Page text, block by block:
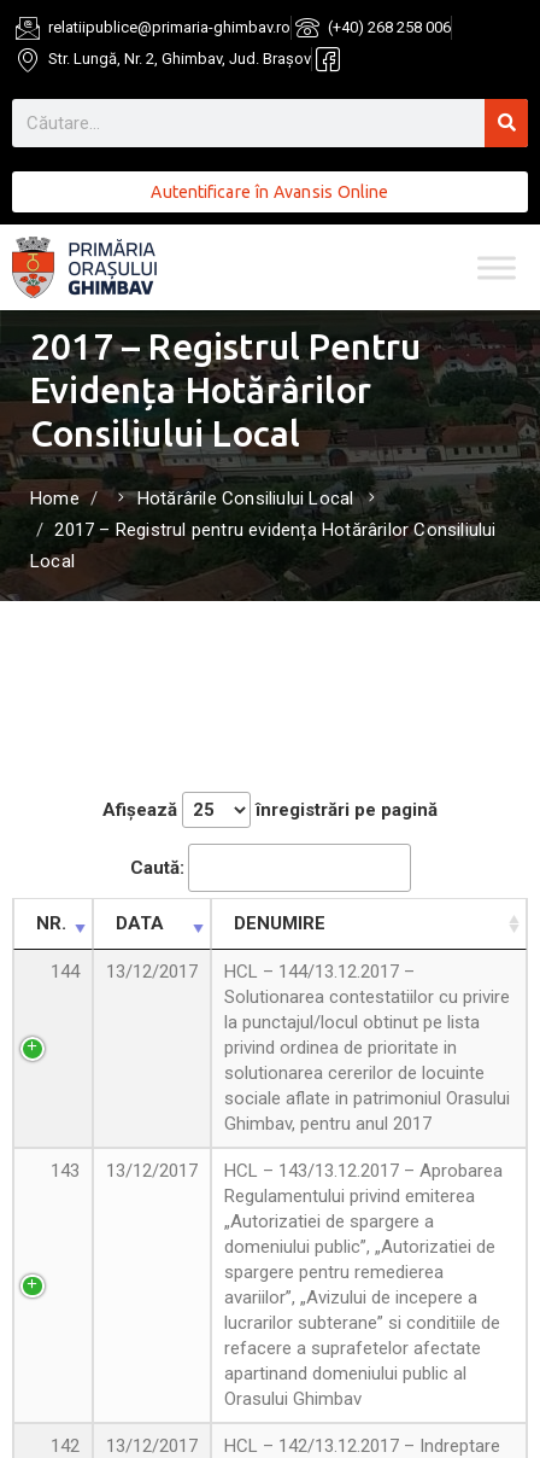
relatiipublice@primaria-ghimbav.ro
(+40) 268 258 006
Str. Lungă, Nr. 2, Ghimbav, Jud. Brașov
Autentificare în Avansis Online
2017 – Registrul Pentru
Evidența Hotărârilor
Consiliului Local
Home
Hotărârile Consiliului Local
2017 – Registrul pentru evidența Hotărârilor Consiliului
Local
Afișează înregistrări pe pagină
Caută:
NR. DATA DENUMIRE
144 13/12/2017
HCL – 144/13.12.2017 –
Solutionarea contestatiilor cu privire
la punctajul/locul obtinut pe lista
privind ordinea de prioritate in
solutionarea cererilor de locuinte
sociale aflate in patrimoniul Orasului
Ghimbav, pentru anul 2017
143 13/12/2017
HCL – 143/13.12.2017 – Aprobarea
Regulamentului privind emiterea
„Autorizatiei de spargere a
domeniului public”, „Autorizatiei de
spargere pentru remedierea
avariilor”, „Avizului de incepere a
lucrarilor subterane” si conditiile de
refacere a suprafetelor afectate
apartinand domeniului public al
Orasului Ghimbav
142 13/12/2017
HCL – 142/13.12.2017 – Indreptare